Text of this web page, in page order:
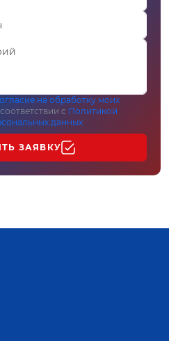
на обработку моих
с Политикой
данных
ЗАЯВКУ